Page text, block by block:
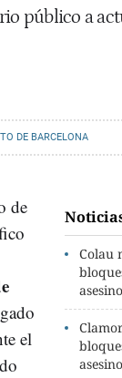
público a
DE BARCELONA
Colau
de
el